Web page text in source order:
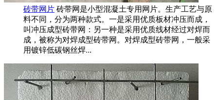
砖带网片 砖带网是小型混凝土专用网片。生产工艺与原
料不同，分为两种款式。一是采用优质板材冲压而成，
叫冲压成型砖带网：另一种是采用优质线材经过对焊而
成，被称为对焊成型砖带网。对焊成型砖带网，一般采
用镀锌低碳钢丝焊...